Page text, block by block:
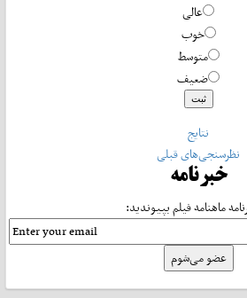
عالی
خوب
متوسط
ضعیف
نتایج
نظرسنجی‌های قبلی
خبرنامه
ماهنامه فیلم بپیوندید: